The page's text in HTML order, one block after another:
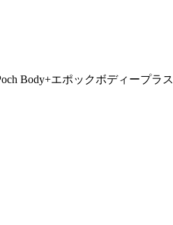
Body+エポックボディープラス